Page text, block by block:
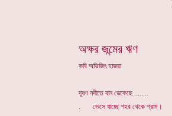
অক্ষর জন্মের ঋণ
কবি অভিজিৎ হাজরা
দূষণ নদীতে বান ডেকেছে ........
. ভেসে যাচ্ছে শহর থেকে গ্রাম।